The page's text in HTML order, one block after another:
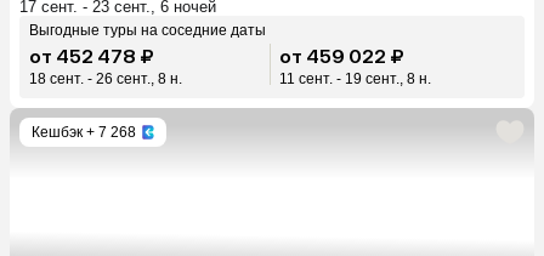
17 сент. - 23 сент., 6 ночей
Выгодные туры на соседние даты
от 452 478 ₽
18 сент. - 26 сент., 8 н.
от 459 022 ₽
11 сент. - 19 сент., 8 н.
Кешбэк + 7 268